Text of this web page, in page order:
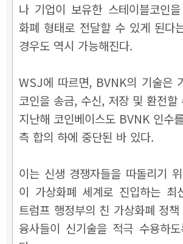
나 기업이 보유한 스테이블코인
화폐 형태로 전달할 수 있게 된다
경우도 역시 가능해진다.
WSJ에 따르면, BVNK의 기술은
코인을 송금, 수신, 저장 및 환전할
지난해 코인베이스도 BVNK 인수
측 합의 하에 중단된 바 있다.
이는 신생 경쟁자들을 따돌리기
이 가상화폐 세계로 진입하는 최
트럼프 행정부의 친 가상화폐 정
융사들이 신기술을 적극 수용하